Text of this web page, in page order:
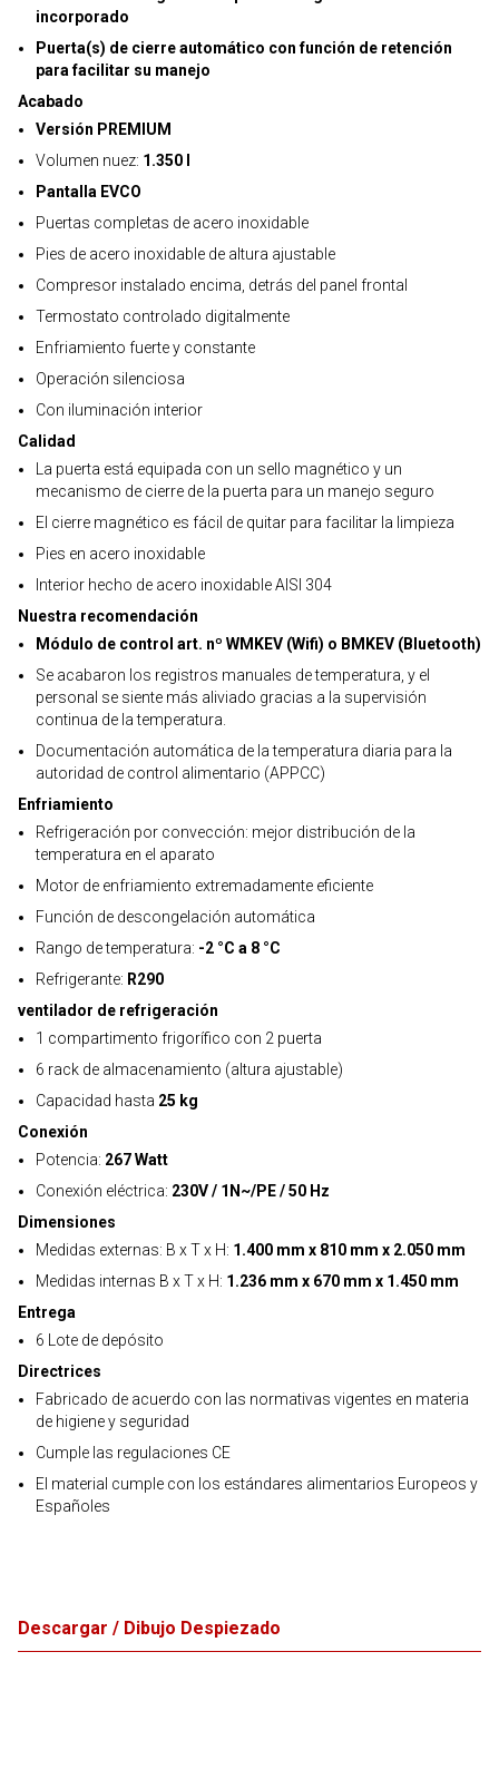
incorporado
Puerta(s) de cierre automático con función de retención
para facilitar su manejo
Acabado
Versión PREMIUM
Volumen nuez: 1.350 l
Pantalla EVCO
Puertas completas de acero inoxidable
Pies de acero inoxidable de altura ajustable
Compresor instalado encima, detrás del panel frontal
Termostato controlado digitalmente
Enfriamiento fuerte y constante
Operación silenciosa
Con iluminación interior
Calidad
La puerta está equipada con un sello magnético y un
mecanismo de cierre de la puerta para un manejo seguro
El cierre magnético es fácil de quitar para facilitar la limpieza
Pies en acero inoxidable
Interior hecho de acero inoxidable AISI 304
Nuestra recomendación
Módulo de control art. nº WMKEV (Wifi) o BMKEV (Bluetooth)
Se acabaron los registros manuales de temperatura, y el
personal se siente más aliviado gracias a la supervisión
continua de la temperatura.
Documentación automática de la temperatura diaria para la
autoridad de control alimentario (APPCC)
Enfriamiento
Refrigeración por convección: mejor distribución de la
temperatura en el aparato
Motor de enfriamiento extremadamente eficiente
Función de descongelación automática
Rango de temperatura: -2 °C a 8 °C
Refrigerante: R290
ventilador de refrigeración
1 compartimento frigorífico con 2 puerta
6 rack de almacenamiento (altura ajustable)
Capacidad hasta 25 kg
Conexión
Potencia: 267 Watt
Conexión eléctrica: 230V / 1N~/PE / 50 Hz
Dimensiones
Medidas externas: B x T x H: 1.400 mm x 810 mm x 2.050 mm
Medidas internas B x T x H: 1.236 mm x 670 mm x 1.450 mm
Entrega
6 Lote de depósito
Directrices
Fabricado de acuerdo con las normativas vigentes en materia
de higiene y seguridad
Cumple las regulaciones CE
El material cumple con los estándares alimentarios Europeos y
Españoles
Descargar / Dibujo Despiezado